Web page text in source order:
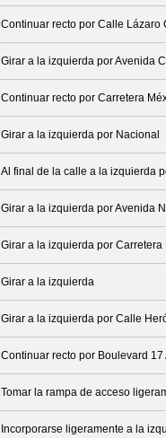
Continuar recto por Calle Lázaro
Girar a la izquierda por Avenida
Continuar recto por Carretera
Girar a la izquierda por Nacional
Al final de la calle a la izquierda
Girar a la izquierda por Avenida
Girar a la izquierda por
Girar a la izquierda
Girar a la izquierda por Calle
Continuar recto por Boulevard 17
Tomar la rampa de acceso
Incorporarse ligeramente a la